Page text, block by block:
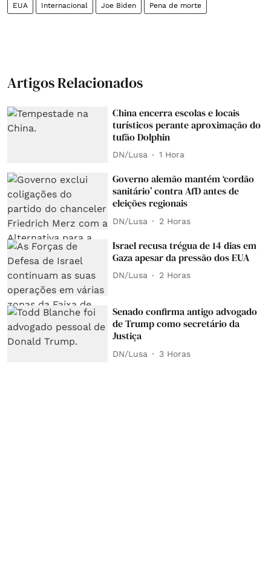
EUA Internacional Joe Biden Pena de morte
Artigos Relacionados
China encerra escolas e locais
turísticos perante aproximação do
tufão Dolphin
DN/Lusa 1 Hora
Governo alemão mantém ‘cordão
sanitário’ contra AfD antes de
eleições regionais
DN/Lusa 2 Horas
Israel recusa trégua de 14 dias em
Gaza apesar da pressão dos EUA
DN/Lusa 2 Horas
Senado confirma antigo advogado
de Trump como secretário da
Justiça
DN/Lusa 3 Horas